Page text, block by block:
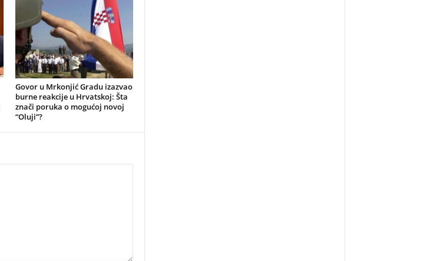
​Govor u Mrkonjić Gradu izazvao
burne reakcije u Hrvatskoj: Šta
znači poruka o mogućoj novoj
“Oluji”?